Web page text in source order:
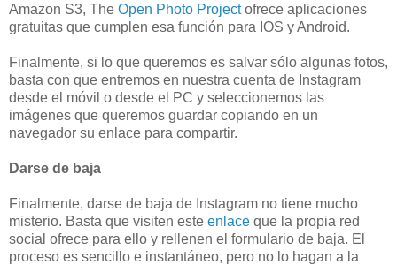
Amazon S3, The Open Photo Projectofrece aplicaciones
gratuitas que cumplen esa función para IOS y Android.
Finalmente, si lo que queremos es salvar sólo algunas fotos,
basta con que entremos en nuestra cuenta de Instagram
desde el móvil o desde el PC y seleccionemos las
imágenes que queremos guardar copiando en un
navegador su enlace para compartir.
Darse de baja
Finalmente, darse de baja de Instagram no tiene mucho
misterio. Basta que visiten este enlace que la propia red
social ofrece para ello y rellenen el formulario de baja. El
proceso es sencillo e instantáneo, pero no lo hagan a la